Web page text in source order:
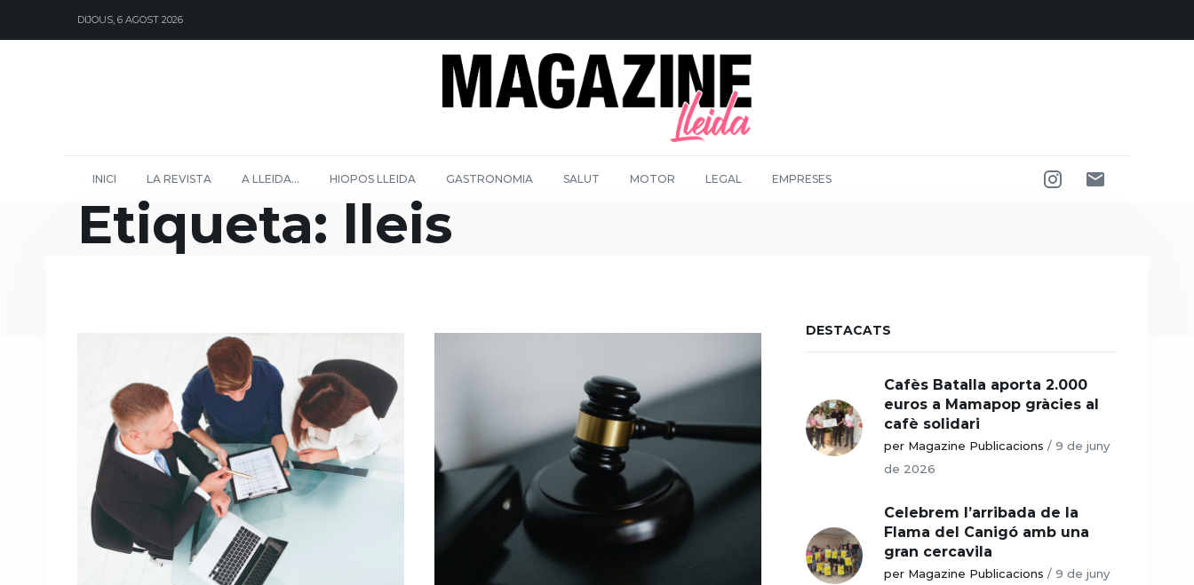
DIJOUS, 6 AGOST 2026
INICI LA REVISTA A LLEIDA… HIOPOS LLEIDA GASTRONOMIA SALUT MOTOR LEGAL EMPRESES
Etiqueta: lleis
DESTACATS
Cafès Batalla aporta 2.000
euros a Mamapop gràcies al
cafè solidari
per Magazine Publicacions / 9 de juny
de 2026
Celebrem l’arribada de la
Flama del Canigó amb una
gran cercavila
per Magazine Publicacions / 9 de juny